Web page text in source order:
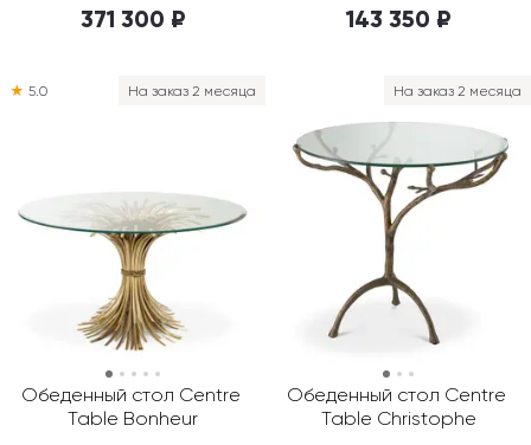
371 300 ₽ 143 350 ₽
Обеденный стол Centre
Table Bonheur
На заказ 2 месяца
★ 5.0
Обеденный стол Centre
Table Christophe
На заказ 2 месяца